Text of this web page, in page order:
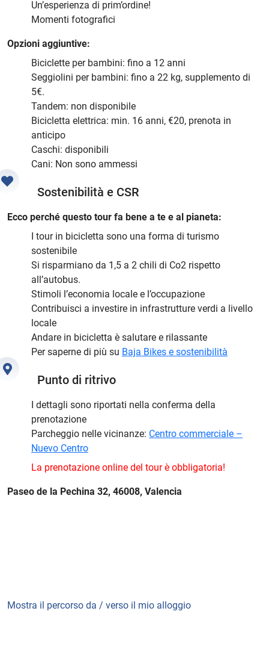
Un’esperienza di prim’ordine!
Momenti fotografici
Opzioni aggiuntive:
Biciclette per bambini: fino a 12 anni
Seggiolini per bambini: fino a 22 kg, supplemento di
5€.
Tandem: non disponibile
Bicicletta elettrica: min. 16 anni, €20, prenota in
anticipo
Caschi: disponibili
Cani: Non sono ammessi
Sostenibilità e CSR
Ecco perché questo tour fa bene a te e al pianeta:
I tour in bicicletta sono una forma di turismo
sostenibile
Si risparmiano da 1,5 a 2 chili di Co2 rispetto
all’autobus.
Stimoli l’economia locale e l’occupazione
Contribuisci a investire in infrastrutture verdi a livello
locale
Andare in bicicletta è salutare e rilassante
Per saperne di più su Baja Bikes e sostenibilità
Punto di ritrivo
I dettagli sono riportati nella conferma della
prenotazione
Parcheggio nelle vicinanze: Centro commerciale –
Nuevo Centro
La prenotazione online del tour è obbligatoria!
Paseo de la Pechina 32, 46008, Valencia
Mostra il percorso da / verso il mio alloggio